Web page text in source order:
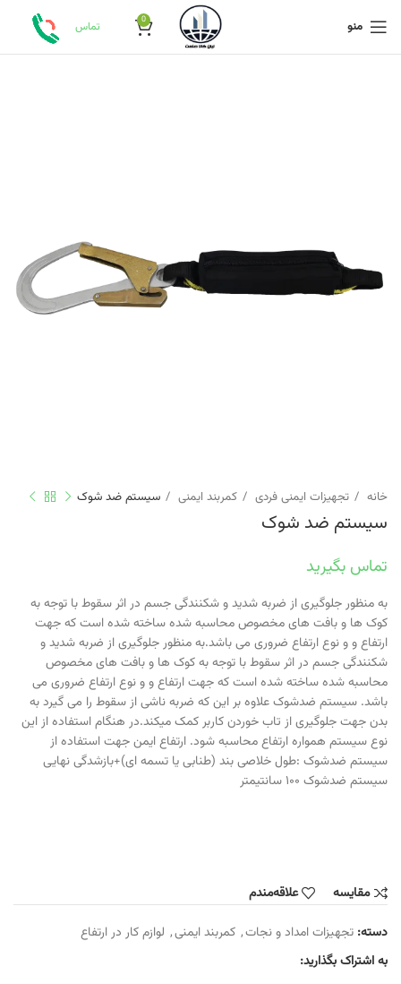
منو 0 تماس
خانه تجهیزات ایمنی فردی کمربند ایمنی سیستم ضد شوک
سیستم ضد شوک
تماس بگیرید
به منظور جلوگیری از ضربه شدید و شکنندگی جسم در اثر سقوط با توجه به
کوک ها و بافت های مخصوص محاسبه شده ساخته شده است که جهت
ارتفاع و و نوع ارتفاع ضروری می باشد.به منظور جلوگیری از ضربه شدید و
شکنندگی جسم در اثر سقوط با توجه به کوک ها و بافت های مخصوص
محاسبه شده ساخته شده است که جهت ارتفاع و و نوع ارتفاع ضروری می
باشد. سیستم ضدشوک علاوه بر این که ضربه ناشی از سقوط را می گیرد به
بدن جهت جلوگیری از تاب خوردن کاربر کمک میکند.در هنگام استفاده از این
نوع سیستم همواره ارتفاع محاسبه شود. ارتفاع ایمن جهت استفاده از
سیستم ضدشوک :طول خلاصی بند (طنابی یا تسمه ای)+بازشدگی نهایی
سیستم ضدشوک ۱۰۰ سانتیمتر
مقایسه
علاقه‌مندم
دسته: تجهیزات امداد و نجات, کمربند ایمنی, لوازم کار در ارتفاع
به اشتراک بگذارید: